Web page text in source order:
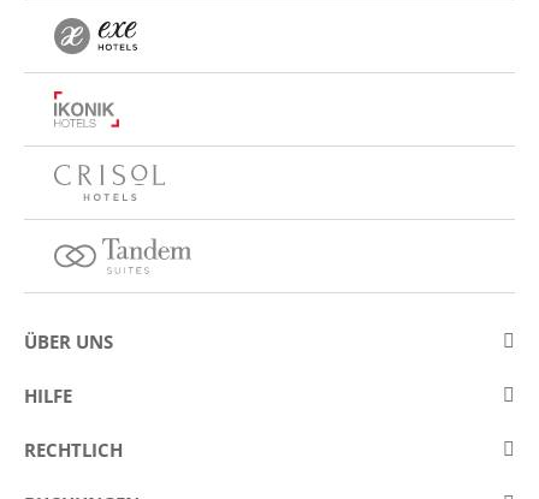
ÜBER UNS
Über Eurostars Hotel Company
Wettbewerbe
HILFE
Kontakt
RECHTLICH
Legaler Hinweis / Impressum